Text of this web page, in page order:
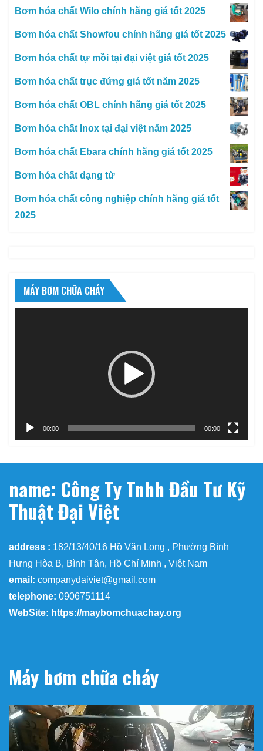
Bơm hóa chất Wilo chính hãng giá tốt 2025
Bơm hóa chất Showfou chính hãng giá tốt 2025
Bơm hóa chất tự mồi tại đại việt giá tốt 2025
Bơm hóa chất trục đứng giá tốt năm 2025
Bơm hóa chất OBL chính hãng giá tốt 2025
Bơm hóa chất Inox tại đại việt năm 2025
Bơm hóa chất Ebara chính hãng giá tốt 2025
Bơm hóa chất dạng từ
Bơm hóa chất công nghiệp chính hãng giá tốt
2025
MÁY BƠM CHỮA CHÁY
00:00 00:00
name: Công Ty Tnhh Đầu Tư Kỹ
Thuật Đại Việt
address : 182/13/40/16 Hồ Văn Long , Phường Bình
Hưng Hòa B, Bình Tân, Hồ Chí Minh , Việt Nam
email: companydaiviet@gmail.com
telephone: 0906751114
WebSite: https://maybomchuachay.org
Máy bơm chữa cháy
Trình
chơi
Video